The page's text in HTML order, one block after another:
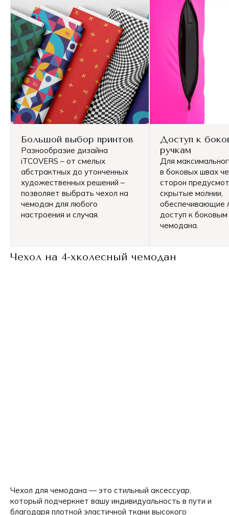
Большой выбор принтов
Разнообразие дизайна
iTCOVERS – от смелых
абстрактных до утонченных
художественных решений –
позволяет выбрать чехол на
чемодан для любого
настроения и случая.
Доступ к
ручкам
Для
в боковых швах
сторон
скрытые молнии,
обеспечивающие
доступ к
чемодана.
Чехол на 4-хколесный чемодан
Чехол для чемодана — это стильный аксессуар,
который подчеркнет вашу индивидуальность в пути и
благодаря плотной эластичной ткани высокого